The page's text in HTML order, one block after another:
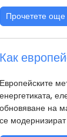
Прочетете още
Как
Европейските
енергетиката,
обновяване на
се